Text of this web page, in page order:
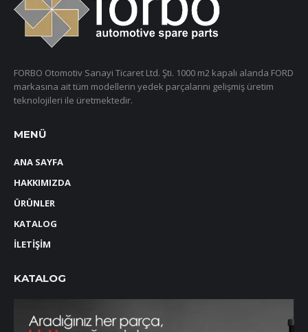
FORBO Otomotiv Sanayi Ticaret Ltd. Şti. 1000 m2 kapalı alanda FORD
markasına ait tüm modellerin yedek parçalarını gelişmiş üretim
teknolojileri ile üretmektedir.
MENÜ
ANA SAYFA
HAKKIMIZDA
ÜRÜNLER
KATALOG
İLETİŞİM
KATALOG